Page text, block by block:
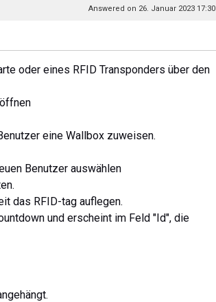
Answered on 26. Januar 2023 17:30
oder eines RFID Transponders über den
eine Wallbox zuweisen.
Benutzer auswählen
das RFID-tag auflegen.
und erscheint im Feld "Id", die